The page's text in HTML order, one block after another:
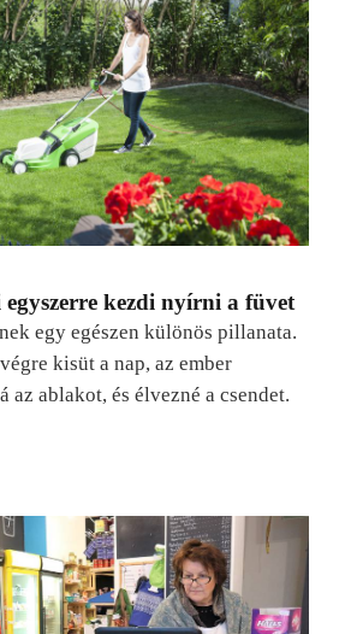
kezdi nyírni a füvet
egy egészen különös pillanata.
kisüt a nap, az ember
ablakot, és élvezné a csendet.